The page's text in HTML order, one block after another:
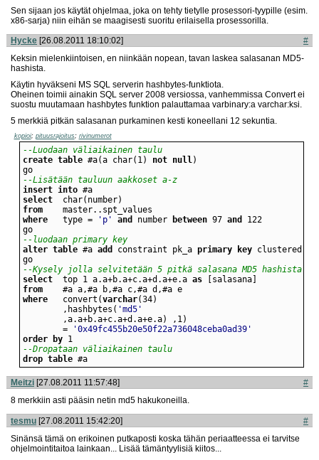
Sen sijaan jos käytät ohjelmaa, joka on tehty tietylle prosessori-tyypille (esim.
x86-sarja) niin eihän se maagisesti suoritu erilaisella prosessorilla.
Hycke [26.08.2011 18:10:02]
#
Keksin mielenkiintoisen, en niinkään nopean, tavan laskea salasanan MD5-
hashista.
Käytin hyväkseni MS SQL serverin hashbytes-funktiota.
Oheinen toimii ainakin SQL server 2008 versiossa, vanhemmissa Convert ei
suostu muutamaan hashbytes funktion palauttamaa varbinary:a varchar:ksi.
5 merkkiä pitkän salasanan purkaminen kesti koneellani 12 sekuntia.
kopioi; pituusrajoitus ; rivinumerot
--Luodaan väliaikainen taulu
create table #a(a char(1) not null
go
--Lisätään tauluun aakkoset a-z
insert into
select
from
where
	type =
'p' and number between 97 and
go
--luodaan primary key
alter table #a add constraint pk_a primary key clustered
go
--Kysely jolla selvitetään 5 pitkä salasana MD5 hashista
select
top 1 a.a+b.a+c.a+d.a+e.a as
from
where
	convert(
varchar
		,hashbytes(
'md5'
		=
'0x49fc455b20e50f22a736048ceba0ad39'
order
by 1
--Dropataan väliaikainen taulu
drop table #a
Meitzi [27.08.2011 11:57:48]
#
8 merkkiin asti pääsin netin md5 hakukoneilla.
tesmu [27.08.2011 15:42:20]
#
Sinänsä tämä on erikoinen putkaposti koska tähän periaatteessa ei tarvitse
ohjelmointitaitoa lainkaan... Lisää tämäntyylisiä kiitos...